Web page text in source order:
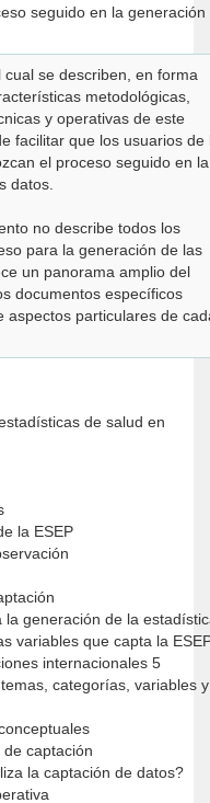
seguido en la generación
cual se describen, en forma
metodológicas,
y operativas de este
facilitar que los usuarios de
el proceso seguido en la
datos.
no describe todos los
para la generación de las
un panorama amplio del
documentos específicos
aspectos particulares de
de salud en
la ESEP
la generación de la
variables que capta la
internacionales 5
categorías, variables y
captación
la captación de datos?